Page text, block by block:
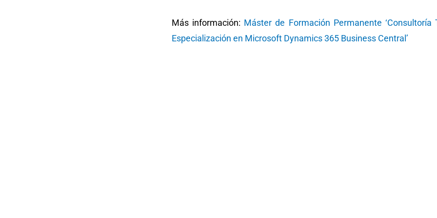
Más información: Máster de Formación Permanente ‘Consultoría
Especialización en Microsoft Dynamics 365 Business Central’